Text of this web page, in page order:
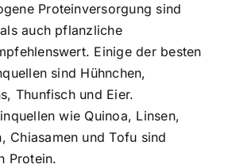
Proteinversorgung sind
auch pflanzliche
Einige der besten
sind Hühnchen,
Thunfisch und Eier.
wie Quinoa, Linsen,
Chiasamen und Tofu sind
Protein.